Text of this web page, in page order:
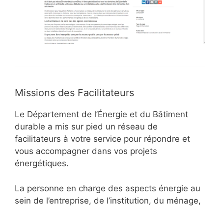
Missions des Facilitateurs
Le Département de l’Énergie et du Bâtiment
durable a mis sur pied un réseau de
facilitateurs à votre service pour répondre et
vous accompagner dans vos projets
énergétiques.
La personne en charge des aspects énergie au
sein de l’entreprise, de l’institution, du ménage,